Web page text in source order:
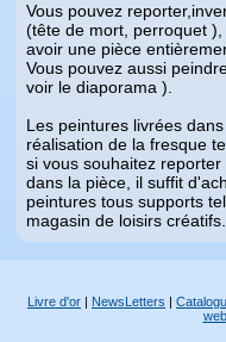
Vous pouvez
(tête de mort, perroquet
avoir une pièce
Vous pouvez aussi
voir le diaporama ).
Les peintures livrées
réalisation de la fresque
si vous souhaitez
dans la pièce, il suffit
peintures tous supports
magasin de loisirs créatifs.
Livre d'or | NewsLetters |
web